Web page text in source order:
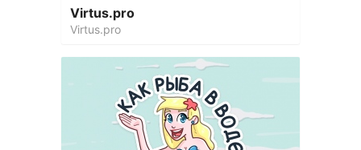
Virtus.pro
Virtus.pro